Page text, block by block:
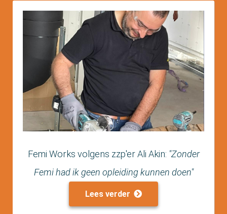
Femi Works volgens zzp'er Ali Akin: "Zonder
Femi had ik geen opleiding kunnen doen"
Lees verder